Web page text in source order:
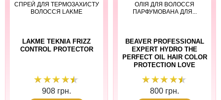
СПРЕЙ ДЛЯ ТЕРМОЗАХИСТУ
ВОЛОССЯ LAKME
LAKME TEKNIA FRIZZ
CONTROL PROTECTOR
908 грн.
ОЛІЯ ДЛЯ ВОЛОССЯ
ПАРФУМОВАНА ДЛЯ...
BEAVER PROFESSIONAL
EXPERT HYDRO THE
PERFECT OIL HAIR COLOR
PROTECTION LOVE
800 грн.